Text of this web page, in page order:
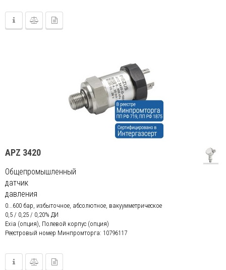
APZ 3420
Общепромышленный
датчик
давления
0...600 бар, избыточное, абсолютное, вакуумметрическое
0,5 / 0,25 / 0,20% ДИ
Exia (опция), Полевой корпус (опция)
Реестровый номер Минпромторга: 10796117